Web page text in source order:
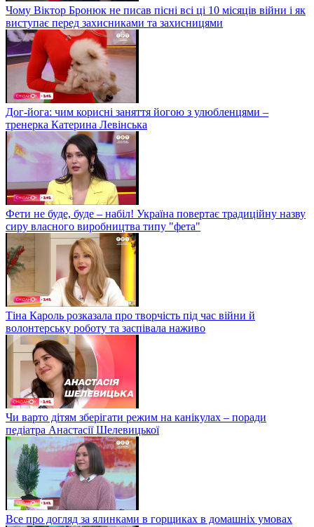
Чому Віктор Бронюк не писав пісні всі ці 10 місяців війни і як
виступає перед захисниками та захисницями
Дог-йога: чим корисні заняття йогою з улюбленцями –
тренерка Катерина Левінська
Фети не буде, буде – набіл! Україна повертає традиційну назву
сиру власного виробництва типу "фета"
Тіна Кароль розказала про творчість під час війни й
волонтерську роботу та заспівала наживо
Чи варто дітям зберігати режим на канікулах – поради
педіатра Анастасії Шелевицької
Все про догляд за ялинками в горщиках в домашніх умовах